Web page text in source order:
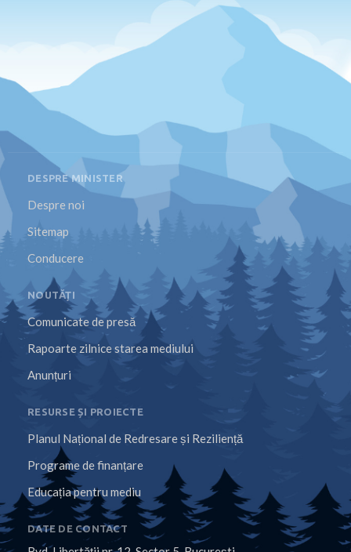
DESPRE MINISTER
Despre noi
Sitemap
Conducere
NOUTĂȚI
Comunicate de presă
Rapoarte zilnice starea mediului
Anunțuri
RESURSE ȘI PROIECTE
Planul Național de Redresare și Reziliență
Programe de finanțare
Educația pentru mediu
DATE DE CONTACT